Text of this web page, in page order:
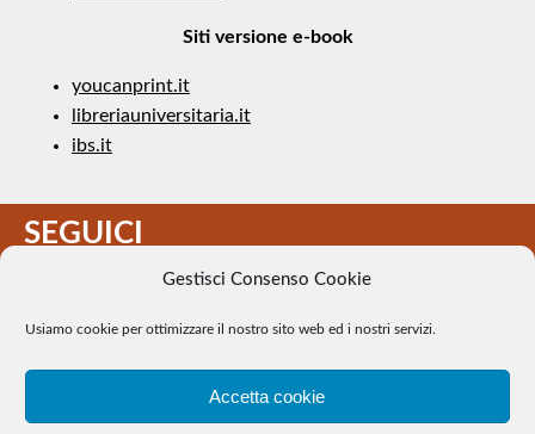
Gestisci Consenso Cookie
Usiamo cookie per ottimizzare il nostro sito web ed i nostri servizi.
Accetta cookie
Siti versione e-book
youcanprint.it
libreriauniversitaria.it
ibs.it
SEGUICI